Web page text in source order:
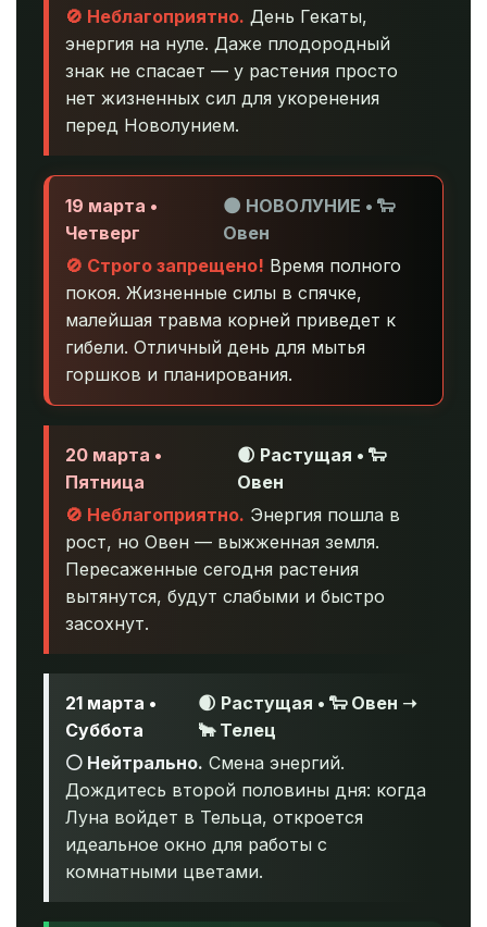
🚫 Неблагоприятно. День Гекаты,
энергия на нуле. Даже плодородный
знак не спасает — у растения просто
нет жизненных сил для укоренения
перед Новолунием.
19 марта •
Четверг
🌑 НОВОЛУНИЕ • 🐑
Овен
🚫 Строго запрещено! Время полного
покоя. Жизненные силы в спячке,
малейшая травма корней приведет к
гибели. Отличный день для мытья
горшков и планирования.
20 марта •
Пятница
🌒 Растущая • 🐑
Овен
🚫 Неблагоприятно. Энергия пошла в
рост, но Овен — выжженная земля.
Пересаженные сегодня растения
вытянутся, будут слабыми и быстро
засохнут.
21 марта •
Суббота
🌒 Растущая • 🐑 Овен ➝
🐂 Телец
⚪ Нейтрально. Смена энергий.
Дождитесь второй половины дня: когда
Луна войдет в Тельца, откроется
идеальное окно для работы с
комнатными цветами.